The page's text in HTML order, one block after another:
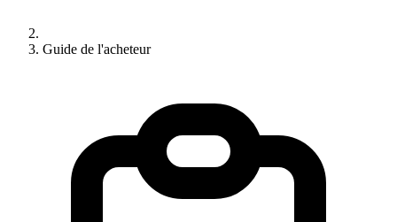
Guide de l'acheteur